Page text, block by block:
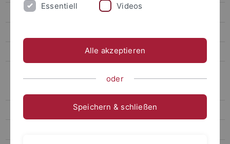
Winter Term 2024/25
Winter Term 2022/23
Essentiell Videos
Alle akzeptieren
oder
Speichern & schließen